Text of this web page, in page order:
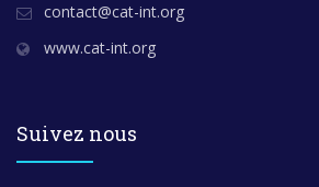
contact@cat-int.org
www.cat-int.org
Suivez nous